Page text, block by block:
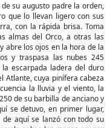
su augusto padre la orden,
que lo llevan ligero con sus
con la rápida brisa. Toma
almas del Orco, a otras las
abre los ojos en la hora de la
y traspasa las nubes 245
escarpada ladera del duro
Atlante, cuya pinífera cabeza
la lluvia y el viento, la
de su barbilla de anciano y
se detuvo, en primer lugar,
aquí se lanzó con todo su